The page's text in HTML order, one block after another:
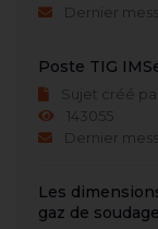
Dernier
Poste TIG
Sujet créé par
143055
Dernier
Les
gaz de soudage